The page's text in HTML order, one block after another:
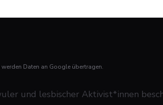
Daten an Google übertragen.
und lesbischer Aktivist*innen